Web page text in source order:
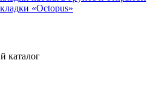
«Octopus»
каталог